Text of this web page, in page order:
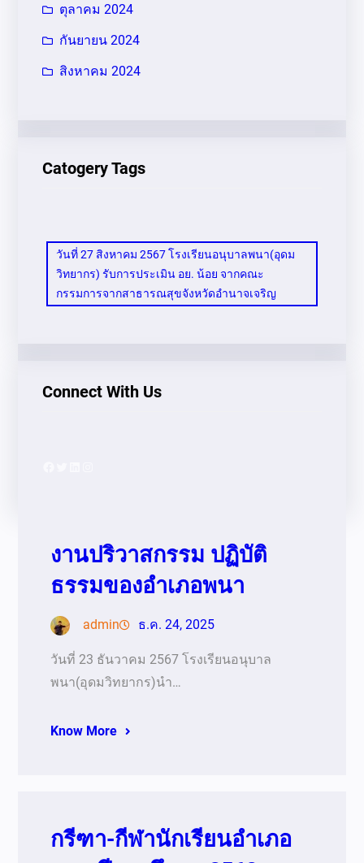
ตุลาคม 2024
กันยายน 2024
สิงหาคม 2024
Catogery Tags
วันที่ 27 สิงหาคม 2567 โรงเรียนอนุบาลพนา(อุดม
วิทยากร) รับการประเมิน อย. น้อย จากคณะ
กรรมการจากสาธารณสุขจังหวัดอำนาจเจริญ
Connect With Us
งานปริวาสกรรม ปฏิบัติ
ธรรมของอำเภอพนา
admin ธ.ค. 24, 2025
วันที่ 23 ธันวาคม 2567 โรงเรียนอนุบาล
พนา(อุดมวิทยากร)นำ…
Know More
กรีฑา-กีฬานักเรียนอำเภอ